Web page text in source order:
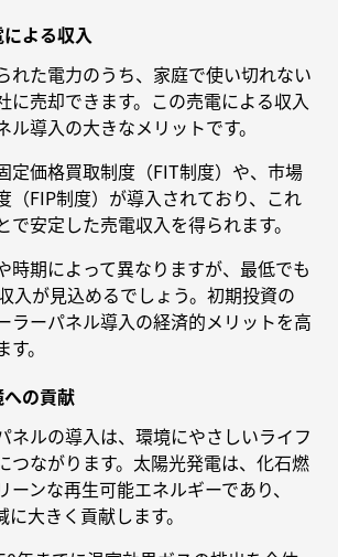
よる収入
れた電力のうち、家庭で使い切れない
に売却できます。この売電による収入
ル導入の大きなメリットです。
定価格買取制度（FIT制度）や、市場
（FIP制度）が導入されており、これ
で安定した売電収入を得られます。
時期によって異なりますが、最低でも
入が見込めるでしょう。初期投資の
ラーパネル導入の経済的メリットを高
。
の貢献
ネルの導入は、環境にやさしいライフ
つながります。太陽光発電は、化石燃
ンな再生可能エネルギーであり、
大きく貢献します。